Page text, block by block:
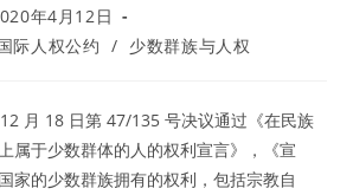
年4月12日
际人权公约 / 少数群族与人权
月 18 日第 47/135 号决议通过《在民族
属于少数群体的人的权利宣言》，《宣
家的少数群族拥有的权利，包括宗教自